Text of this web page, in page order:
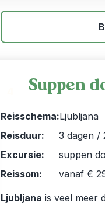
Suppen
Reisschema:Ljubljana
Reisduur:
3 dagen /
Excursie:
suppen
Reissom:
vanaf €
Ljubljana is veel meer